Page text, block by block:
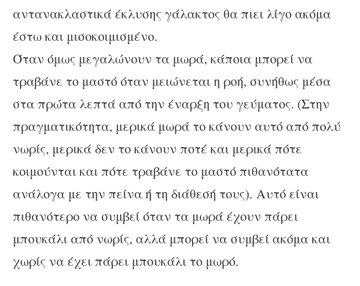
αντανακλαστικά έκλυσης γάλακτος θα πιει λίγο ακόμα
έστω και μισοκοιμισμένο.
Όταν όμως μεγαλώνουν τα μωρά, κάποια μπορεί να
τραβάνε το μαστό όταν μειώνεται η ροή, συνήθως μέσα
στα πρώτα λεπτά από την έναρξη του γεύματος. (Στην
πραγματικότητα, μερικά μωρά το κάνουν αυτό από πολύ
νωρίς, μερικά δεν το κάνουν ποτέ και μερικά πότε
κοιμούνται και πότε τραβάνε το μαστό πιθανότατα
ανάλογα με την πείνα ή τη διάθεσή τους). Αυτό είναι
πιθανότερο να συμβεί όταν τα μωρά έχουν πάρει
μπουκάλι από νωρίς, αλλά μπορεί να συμβεί ακόμα και
χωρίς να έχει πάρει μπουκάλι το μωρό.